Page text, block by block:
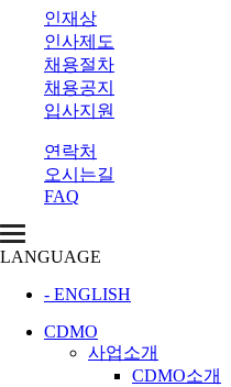
인재상
인사제도
채용절차
채용공지
입사지원
연락처
오시는길
FAQ
LANGUAGE
- ENGLISH
CDMO
사업소개
CDMO소개